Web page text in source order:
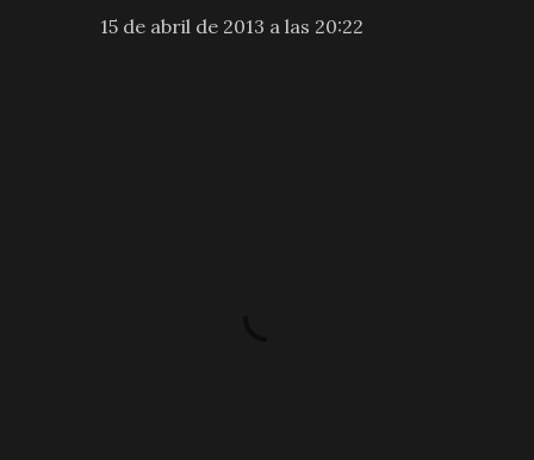
15 de abril de 2013 a las 20:22